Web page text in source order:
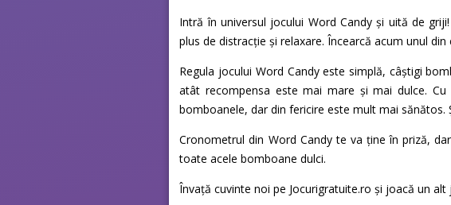
Intră în universul jocului Word Candy și uită de
plus de distracție și relaxare. Încearcă acum unul
Regula jocului Word Candy este simplă, câștigi
atât recompensa este mai mare și mai dulce.
bomboanele, dar din fericire este mult mai sănătos.
Cronometrul din Word Candy te va ține în priză,
toate acele bomboane dulci.
Învață cuvinte noi pe Jocurigratuite.ro și joacă un